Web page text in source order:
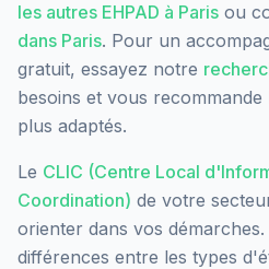
les autres EHPAD à Paris ou
dans Paris. Pour un
gratuit, essayez notre
besoins et vous recommande
plus adaptés.
Le CLIC (Centre Local
Coordination) de votre
orienter dans vos
différences entre les types